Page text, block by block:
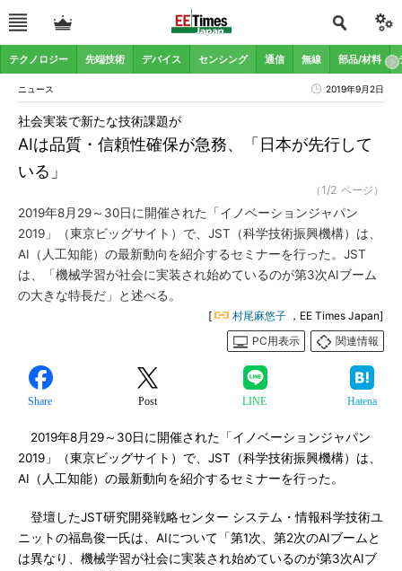
テクノロジー 先端技術 デバイス センシング 通信 無線 部品/材料
ニュース 2019年9月2日
AIは品質・信頼性確保が急務、「日本が先行して
いる」
社会実装で新たな技術課題が
（1/2 ページ）
2019年8月29～30日に開催された「イノベーションジャパン
2019」（東京ビッグサイト）で、JST（科学技術振興機構）は、
AI（人工知能）の最新動向を紹介するセミナーを行った。JST
は、「機械学習が社会に実装され始めているのが第3次AIブーム
の大きな特長だ」と述べる。
[ 村尾麻悠子 ，EE Times Japan]
PC用表示
関連情報
Share Post LINE Hatena
2019年8月29～30日に開催された「イノベーションジャパン
2019」（東京ビッグサイト）で、JST（科学技術振興機構）は、
AI（人工知能）の最新動向を紹介するセミナーを行った。
登壇したJST研究開発戦略センター システム・情報科学技術ユ
ニットの福島俊一氏は、AIについて「第1次、第2次のAIブームと
は異なり、機械学習が社会に実装され始めているのが第3次AIブ